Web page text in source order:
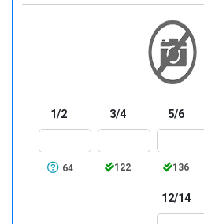
1/2
64
3/4
122
5/6
136
12/14